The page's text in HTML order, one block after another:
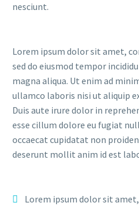
nesciunt.
Lorem ipsum dolor sit amet,
sed do eiusmod tempor
magna aliqua. Ut enim ad
ullamco laboris nisi ut aliquip
Duis aute irure dolor in
esse cillum dolore eu fugiat
occaecat cupidatat non
deserunt mollit anim id est
Lorem ipsum dolor sit